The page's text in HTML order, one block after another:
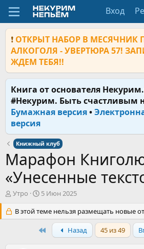
Вход
❗ ОТКРЫТ НАБОР В МЕСЯЧНИК
АЛКОГОЛЯ - УВЕРТЮРА 57!
ЖДЕМ ТЕБЯ!!
Книга от основателя
#Некурим. Быть счастливым
Бумажная версия•
версия
Книжный клуб
Марафон
«Унесенные
А
о
Утро
Д
т
а
н
5 Июн 2025
В этой теме нельзя размещать новые
Назад 45 из 49